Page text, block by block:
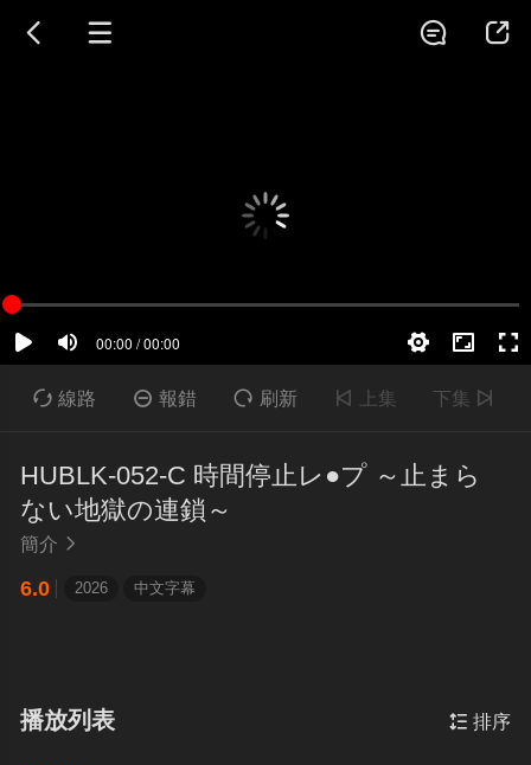
 


 線路  報錯  刷新  上集 下集 
HUBLK-052-C 時間停止レ●プ ～止まら
ない地獄の連鎖～
簡介 
6.0 2026 中文字幕
 排序
播放列表